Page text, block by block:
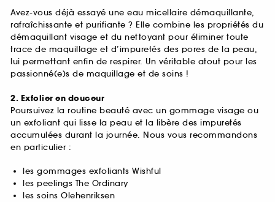
Avez-vous déjà essayé une eau micellaire démaquillante,
rafraîchissante et purifiante ? Elle combine les propriétés du
démaquillant visage et du nettoyant pour éliminer toute
trace de maquillage et d’impuretés des pores de la peau,
lui permettant enfin de respirer. Un véritable atout pour les
passionné(e)s de maquillage et de soins !
2. Exfolier en douceur
Poursuivez la routine beauté avec un gommage visage ou
un exfoliant qui lisse la peau et la libère des impuretés
accumulées durant la journée. Nous vous recommandons
en particulier :
les gommages exfoliants Wishful
les peelings The Ordinary
les soins Olehenriksen